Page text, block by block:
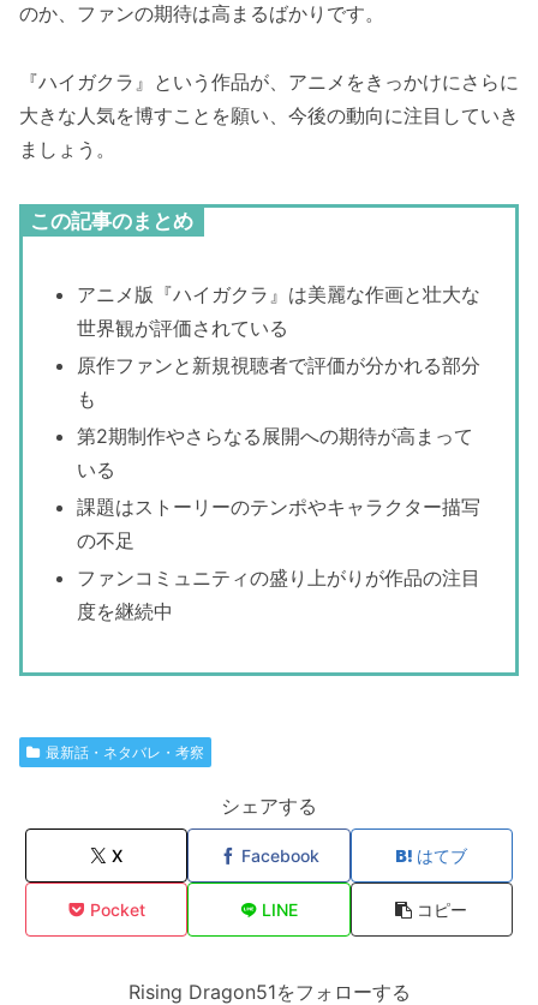
のか、ファンの期待は高まるばかりです。
『ハイガクラ』という作品が、アニメをきっかけにさらに
大きな人気を博すことを願い、今後の動向に注目していき
ましょう。
この記事のまとめ
アニメ版『ハイガクラ』は美麗な作画と壮大な
世界観が評価されている
原作ファンと新規視聴者で評価が分かれる部分
も
第2期制作やさらなる展開への期待が高まって
いる
課題はストーリーのテンポやキャラクター描写
の不足
ファンコミュニティの盛り上がりが作品の注目
度を継続中
最新話・ネタバレ・考察
シェアする
X Facebook はてブ
Pocket LINE コピー
Rising Dragon51をフォローする